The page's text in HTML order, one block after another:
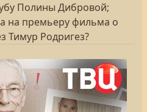
Полины Дибровой;
на премьеру фильма о
Тимур Родригез?